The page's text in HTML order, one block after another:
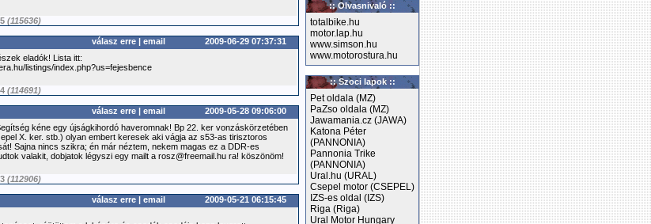
(115636)
válasz erre | email
2009-06-29 07:37:31
eladók! Lista itt:
listings/index.php?us=fejesbence
(114691)
válasz erre | email
2009-05-28 09:06:00
kéne egy újságkihordó haveromnak! Bp 22. ker vonzáskörzetében
X. ker. stb.) olyan embert keresek aki vágja az s53-as tirisztoros
Sajna nincs szikra; én már néztem, nekem magas ez a DDR-es
valakit, dobjatok légyszi egy mailt a rosz@freemail.hu ra! köszönöm!
(112906)
válasz erre | email
2009-05-21 06:15:45
:: Olvasnivaló ::
totalbike.hu
motor.lap.hu
www.simson.hu
www.motorostura.hu
:: Szoci lapok ::
Pet oldala (MZ)
PaZso oldala (MZ)
Jawamania.cz (JAWA)
Katona Péter
(PANNONIA)
Pannonia Trike
(PANNONIA)
Ural.hu (URAL)
Csepel motor (CSEPEL)
IZS-es oldal (IZS)
Riga (Riga)
Ural Motor Hungary